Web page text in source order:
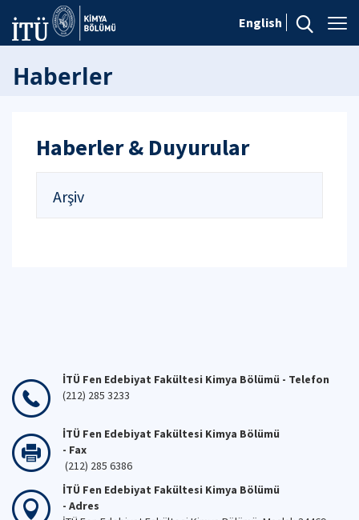
English
Haberler
Haberler & Duyurular
Arşiv
İTÜ Fen Edebiyat Fakültesi Kimya Bölümü - Telefon
(212) 285 3233
İTÜ Fen Edebiyat Fakültesi Kimya Bölümü
- Fax
(212) 285 6386
İTÜ Fen Edebiyat Fakültesi Kimya Bölümü
- Adres